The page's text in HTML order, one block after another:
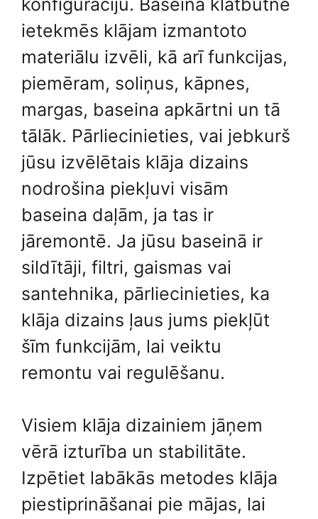
ietekmēs klājam izmantoto
materiālu izvēli, kā arī funkcijas,
piemēram, soliņus, kāpnes,
margas, baseina apkārtni un tā
tālāk. Pārliecinieties, vai jebkurš
jūsu izvēlētais klāja dizains
nodrošina piekļuvi visām
baseina daļām, ja tas ir
jāremontē. Ja jūsu baseinā ir
sildītāji, filtri, gaismas vai
santehnika, pārliecinieties, ka
klāja dizains ļaus jums piekļūt
šīm funkcijām, lai veiktu
remontu vai regulēšanu.
Visiem klāja dizainiem jāņem
vērā izturība un stabilitāte.
Izpētiet labākās metodes klāja
piestiprināšanai pie mājas, lai